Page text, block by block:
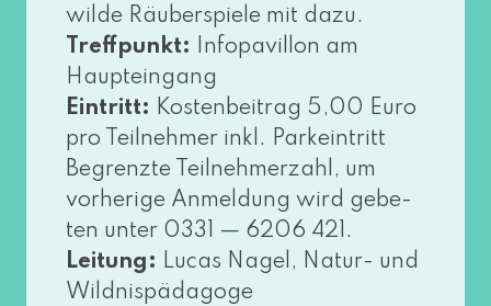
wil­de Räuberspiele mit dazu.
Treffpunkt: Infopavillon am
Haupteingang
Eintritt: Kostenbeitrag 5,00 Euro
pro Teilnehmer inkl. Parkeintritt
Begrenzte Teilnehmerzahl, um
vor­he­ri­ge Anmeldung wird gebe­
ten unter 0331 — 6206 421.
Leitung: Lucas Nagel, Natur- und
Wildnispädagoge